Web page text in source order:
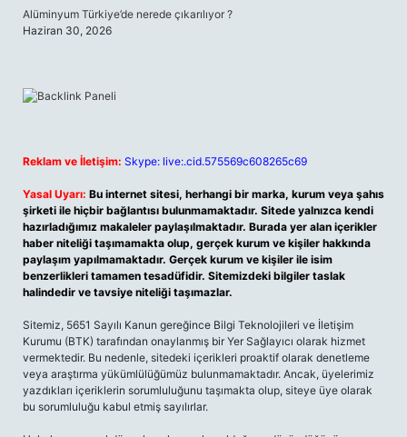
Alüminyum Türkiye’de nerede çıkarılıyor ?
Haziran 30, 2026
Reklam ve İletişim: Skype: live:.cid.575569c608265c69
Yasal Uyarı: Bu internet sitesi, herhangi bir marka, kurum veya şahıs
şirketi ile hiçbir bağlantısı bulunmamaktadır. Sitede yalnızca kendi
hazırladığımız makaleler paylaşılmaktadır. Burada yer alan içerikler
haber niteliği taşımamakta olup, gerçek kurum ve kişiler hakkında
paylaşım yapılmamaktadır. Gerçek kurum ve kişiler ile isim
benzerlikleri tamamen tesadüfidir. Sitemizdeki bilgiler taslak
halindedir ve tavsiye niteliği taşımazlar.
Sitemiz, 5651 Sayılı Kanun gereğince Bilgi Teknolojileri ve İletişim
Kurumu (BTK) tarafından onaylanmış bir Yer Sağlayıcı olarak hizmet
vermektedir. Bu nedenle, sitedeki içerikleri proaktif olarak denetleme
veya araştırma yükümlülüğümüz bulunmamaktadır. Ancak, üyelerimiz
yazdıkları içeriklerin sorumluluğunu taşımakta olup, siteye üye olarak
bu sorumluluğu kabul etmiş sayılırlar.